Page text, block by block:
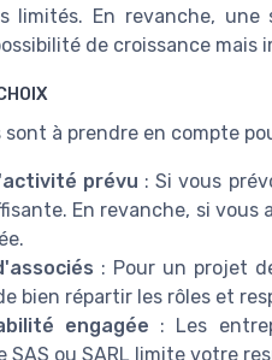
limités. En revanche,
de croissance mais
à prendre en compte
prévu : Si vous
En revanche, si vous
: Pour un projet
bien répartir les rôles et
engagée : Les
SAS ou SARL limite votre